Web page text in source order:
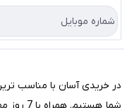
درباره ما
تماس با ما
راهنما
در خریدی آسان با مناسب